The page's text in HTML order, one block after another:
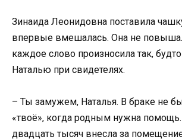
Зинаида Леонидовна поставила
впервые вмешалась. Она не
каждое слово произносила так,
Наталью при свидетелях.
– Ты замужем, Наталья. В браке не
«твоё», когда родным нужна
двадцать тысяч внесла за